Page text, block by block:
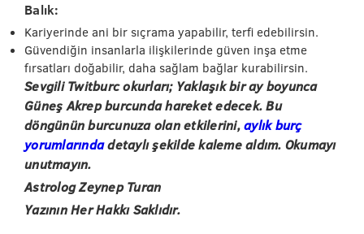
Balık:
Kariyerinde ani bir sıçrama yapabilir, terfi edebilirsin.
Güvendiğin insanlarla ilişkilerinde güven inşa etme
fırsatları doğabilir, daha sağlam bağlar kurabilirsin.
Sevgili Twitburc okurları; Yaklaşık bir ay boyunca
Güneş Akrep burcunda hareket edecek. Bu
döngünün burcunuza olan etkilerini,aylık burç
yorumlarındadetaylı şekilde kaleme aldım. Okumayı
unutmayın.
Astrolog Zeynep Turan
Yazının Her Hakkı Saklıdır.